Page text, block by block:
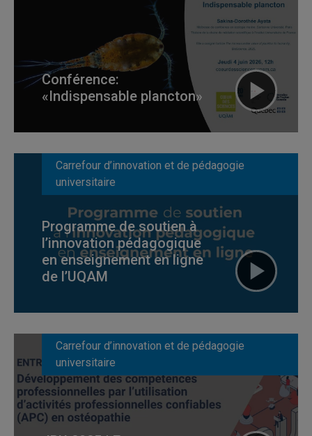
Conférence:
«Indispensable plancton»
Carrefour d’innovation et de pédagogie
universitaire
Programme de soutien à
l’innovation pédagogique
en enseignement en ligne
de l’UQAM
Carrefour d’innovation et de pédagogie
universitaire